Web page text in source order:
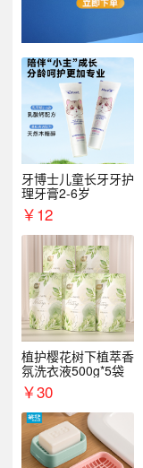
牙博士儿童长牙牙护
理牙膏2-6岁
￥12
植护樱花树下植萃香
氛洗衣液500g*5袋
￥30